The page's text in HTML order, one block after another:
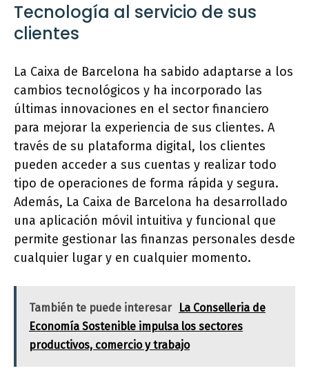
Tecnología al servicio de sus
clientes
La Caixa de Barcelona ha sabido adaptarse a los
cambios tecnológicos y ha incorporado las
últimas innovaciones en el sector financiero
para mejorar la experiencia de sus clientes. A
través de su plataforma digital, los clientes
pueden acceder a sus cuentas y realizar todo
tipo de operaciones de forma rápida y segura.
Además, La Caixa de Barcelona ha desarrollado
una aplicación móvil intuitiva y funcional que
permite gestionar las finanzas personales desde
cualquier lugar y en cualquier momento.
También te puede interesar
La Conselleria de
Economía Sostenible impulsa los sectores
productivos, comercio y trabajo